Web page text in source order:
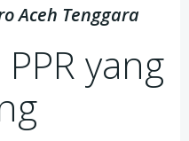
Aceh Tenggara
yang